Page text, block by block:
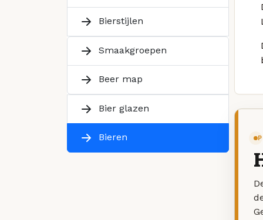
Bierstijlen
Smaakgroepen
Beer map
Bier glazen
Bieren